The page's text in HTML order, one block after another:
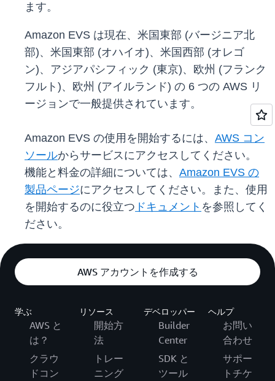
ます。
Amazon EVS は現在、米国東部 (バージニア北
部)、米国東部 (オハイオ)、米国西部 (オレゴ
ン)、アジアパシフィック (東京)、欧州 (フランク
フルト)、欧州 (アイルランド) の 6 つの AWS リ
ージョンで一般提供されています。
Amazon EVS の使用を開始するには、 AWS コン
ソールからサービスにアクセスしてください。
機能と料金の詳細については、 Amazon EVS の
製品ページにアクセスしてください。また、使用
を開始するのに役立つ ドキュメント を参照してく
ださい。
AWS アカウントを作成する
学ぶ
AWS と
は？
クラウ
ドコン
リソース
開始方
法
トレー
ニング
デベロッパー
Builder
Center
SDK と
ツール
ヘルプ
お問い
合わせ
サポー
トチケ